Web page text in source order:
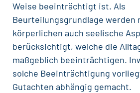
Weise beeinträchtigt ist. Als
Beurteilungsgrundlage werden
körperlichen auch seelische
berücksichtigt, welche die
maßgeblich beeinträchtigen.
solche Beeinträchtigung
Gutachten abhängig gemacht.